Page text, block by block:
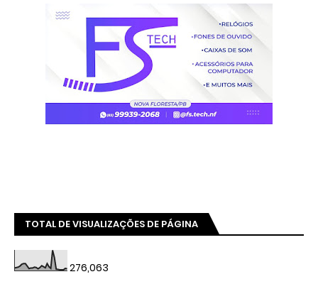
TOTAL DE VISUALIZAÇÕES DE PÁGINA
276,063